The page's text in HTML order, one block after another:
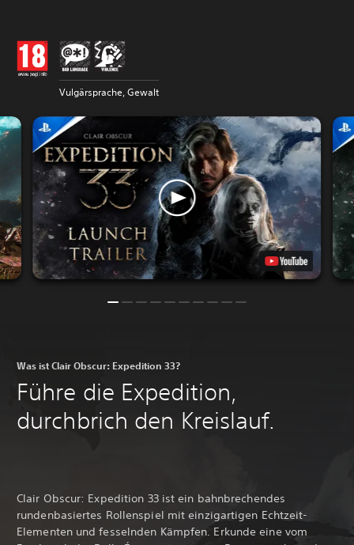
Vulgärsprache, Gewalt
Was ist Clair Obscur: Expedition 33?
Führe die Expedition,
durchbrich den Kreislauf.
Clair Obscur: Expedition 33 ist ein bahnbrechendes
rundenbasiertes Rollenspiel mit einzigartigen Echtzeit-
Elementen und fesselnden Kämpfen. Erkunde eine vom